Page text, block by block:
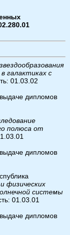
галактиках с
01.03.02
дипломов
полюса от
дипломов
физических
системы
01.03.01
дипломов